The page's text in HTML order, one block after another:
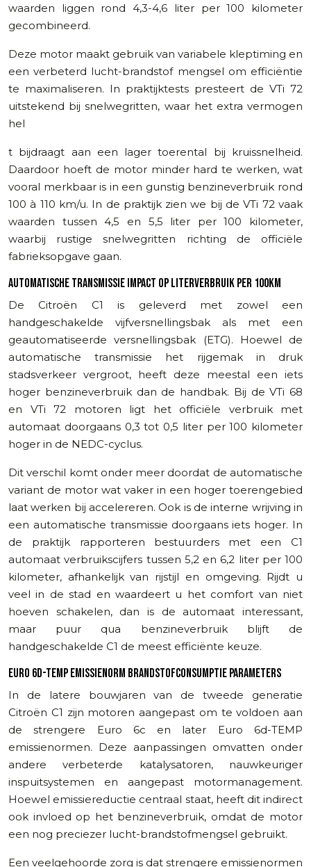
waarden liggen rond 4,3-4,6 liter per 100 kilometer
gecombineerd.
Deze motor maakt gebruik van variabele kleptiming en
een verbeterd lucht-brandstof mengsel om efficiëntie
te maximaliseren. In praktijktests presteert de VTi 72
uitstekend bij snelwegritten, waar het extra vermogen
hel
t bijdraagt aan een lager toerental bij kruissnelheid.
Daardoor hoeft de motor minder hard te werken, wat
vooral merkbaar is in een gunstig benzineverbruik rond
100 à 110 km/u. In de praktijk zien we bij de VTi 72 vaak
waarden tussen 4,5 en 5,5 liter per 100 kilometer,
waarbij rustige snelwegritten richting de officiële
fabrieksopgave gaan.
AUTOMATISCHE TRANSMISSIE IMPACT OP LITERVERBRUIK PER 100KM
De Citroën C1 is geleverd met zowel een
handgeschakelde vijfversnellingsbak als met een
geautomatiseerde versnellingsbak (ETG). Hoewel de
automatische transmissie het rijgemak in druk
stadsverkeer vergroot, heeft deze meestal een iets
hoger benzineverbruik dan de handbak. Bij de VTi 68
en VTi 72 motoren ligt het officiële verbruik met
automaat doorgaans 0,3 tot 0,5 liter per 100 kilometer
hoger in de NEDC-cyclus.
Dit verschil komt onder meer doordat de automatische
variant de motor wat vaker in een hoger toerengebied
laat werken bij accelereren. Ook is de interne wrijving in
een automatische transmissie doorgaans iets hoger. In
de praktijk rapporteren bestuurders met een C1
automaat verbruikscijfers tussen 5,2 en 6,2 liter per 100
kilometer, afhankelijk van rijstijl en omgeving. Rijdt u
veel in de stad en waardeert u het comfort van niet
hoeven schakelen, dan is de automaat interessant,
maar puur qua benzineverbruik blijft de
handgeschakelde C1 de meest efficiënte keuze.
EURO 6D-TEMP EMISSIENORM BRANDSTOFCONSUMPTIE PARAMETERS
In de latere bouwjaren van de tweede generatie
Citroën C1 zijn motoren aangepast om te voldoen aan
de strengere Euro 6c en later Euro 6d-TEMP
emissienormen. Deze aanpassingen omvatten onder
andere verbeterde katalysatoren, nauwkeuriger
inspuitsystemen en aangepast motormanagement.
Hoewel emissiereductie centraal staat, heeft dit indirect
ook invloed op het benzineverbruik, omdat de motor
een nog preciezer lucht-brandstofmengsel gebruikt.
Een veelgehoorde zorg is dat strengere emissienormen